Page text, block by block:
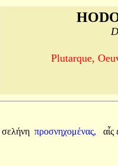
Plutarque,
σελήνη προσνηχομένας, αἷς